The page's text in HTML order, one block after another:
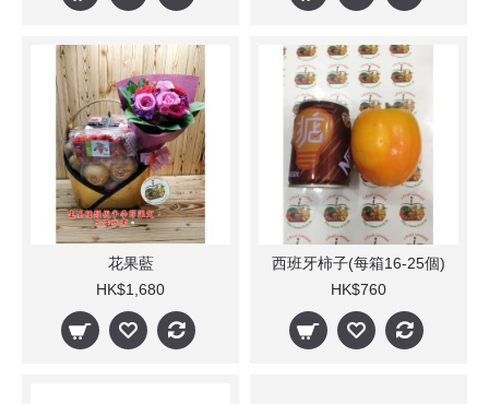
花果藍
HK$1,680
西班牙柿子(每箱16-25個)
HK$760